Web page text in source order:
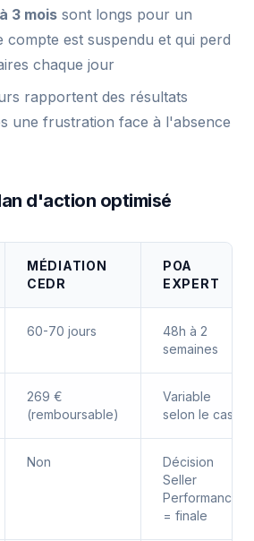
3 mois sont longs pour un
compte est suspendu et qui perd
chaque jour
rapportent des résultats
une frustration face à l'absence
d'action optimisé
MÉDIATION
CEDR
POA
EXPERT
60-70 jours
48h à 2
semaines
269 €
(remboursable)
Variable
selon le cas
Non
Décision
Seller
Performance
= finale